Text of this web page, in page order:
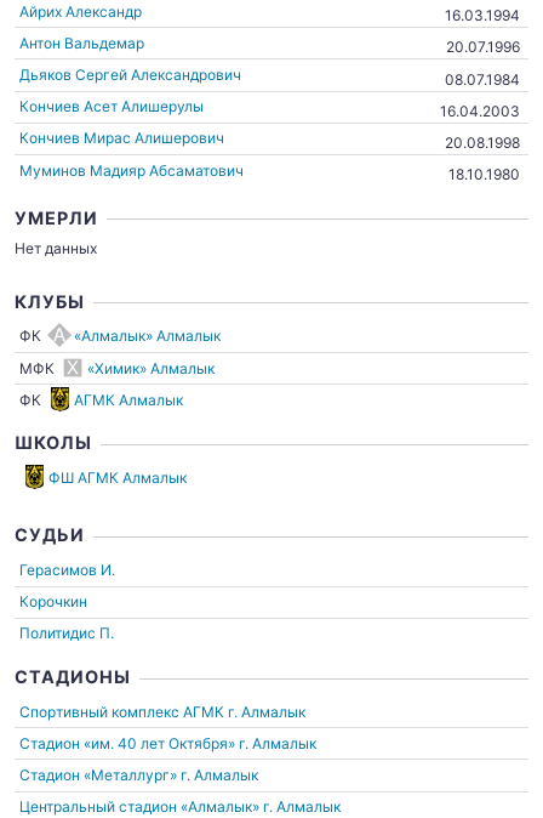
Айрих Александр
16.03.1994
Антон Вальдемар
20.07.1996
Дьяков Сергей Александрович
08.07.1984
Кончиев Асет Алишерулы
16.04.2003
Кончиев Мирас Алишерович
20.08.1998
Муминов Мадияр Абсаматович
18.10.1980
УМЕРЛИ
Нет данных
КЛУБЫ
ФК
«Алмалык» Алмалык
МФК
«Химик» Алмалык
ФК
АГМК Алмалык
ШКОЛЫ
ФШ АГМК Алмалык
СУДЬИ
Герасимов И.
Корочкин
Политидис П.
СТАДИОНЫ
Спортивный комплекс АГМК г. Алмалык
Стадион «им. 40 лет Октября» г. Алмалык
Стадион «Металлург» г. Алмалык
Центральный стадион «Алмалык» г. Алмалык